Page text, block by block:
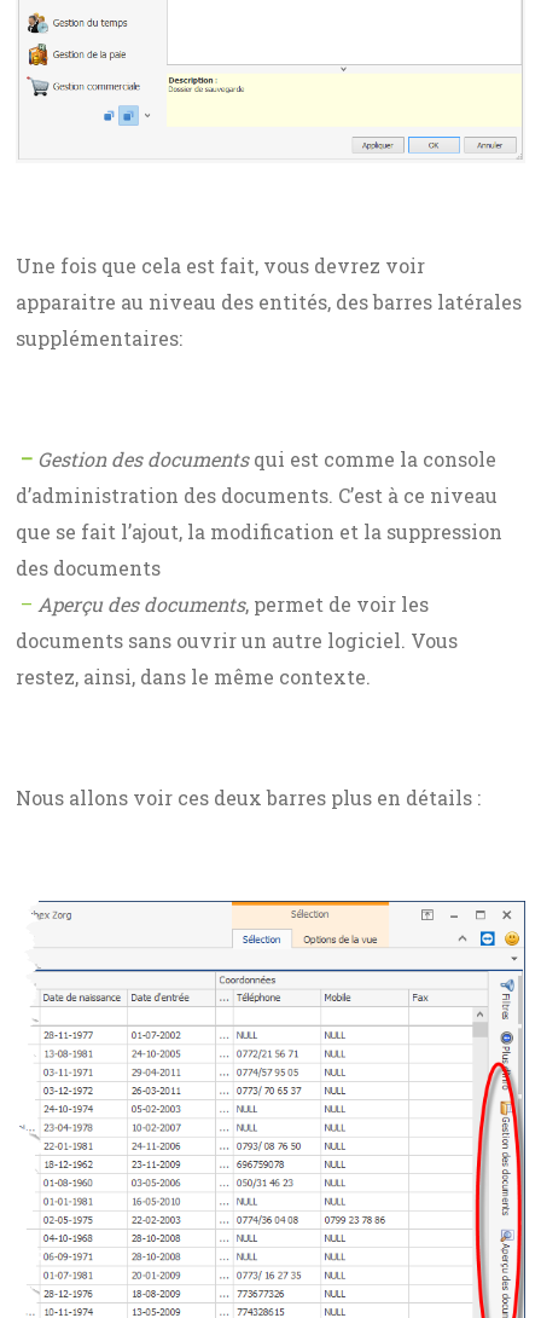
Une fois que cela est fait, vous devrez voir
apparaitre au niveau des entités, des barres latérales
supplémentaires:
– Gestion des documentsqui est comme la console
d’administration des documents. C’est à ce niveau
que se fait l’ajout, la modification et la suppression
des documents
– Aperçu des documents, permet de voir les
documents sans ouvrir un autre logiciel. Vous
restez, ainsi, dans le même contexte.
Nous allons voir ces deux barres plus en détails :